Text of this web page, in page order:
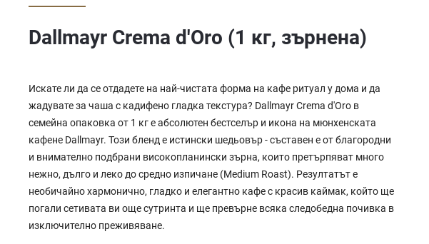
Dallmayr Crema d'Oro (1 кг, зърнена)
Искате ли да се отдадете на най-чистата форма на кафе ритуал у дома и да
жадувате за чаша с кадифено гладка текстура? Dallmayr Crema d'Oro в
семейна опаковка от 1 кг е абсолютен бестселър и икона на мюнхенската
кафене Dallmayr. Този бленд е истински шедьовър - съставен е от благородни
и внимателно подбрани високопланински зърна, които претърпяват много
нежно, дълго и леко до средно изпичане (Medium Roast). Резултатът е
необичайно хармонично, гладко и елегантно кафе с красив каймак, който ще
погали сетивата ви още сутринта и ще превърне всяка следобедна почивка в
изключително преживяване.